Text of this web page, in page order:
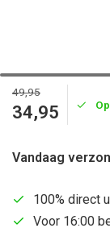
49,95
34,95
Vandaag
100% direct
Voor 16:00